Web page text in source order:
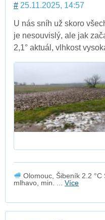
# 25.11.2025, 14:57
U nás sníh už skoro
je nesouvislý, ale jak
2,1° aktuál, vlhkost
Olomouc, Šibeník 2.2 °C
mlhavo, min. ... Více